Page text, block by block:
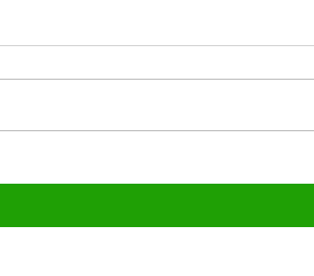
Stammtisch erfolgreich